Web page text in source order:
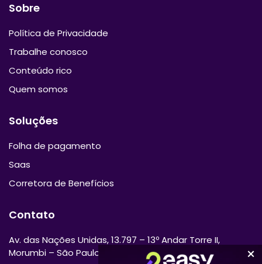
Sobre
Política de Privacidade
Trabalhe conosco
Conteúdo rico
Quem somos
Soluções
Folha de pagamento
Saas
Corretora de Benefícios
Contato
Av. das Nações Unidas, 13.797 – 13º Andar Torre II,
Morumbi – São Paulo/SP 04794-000